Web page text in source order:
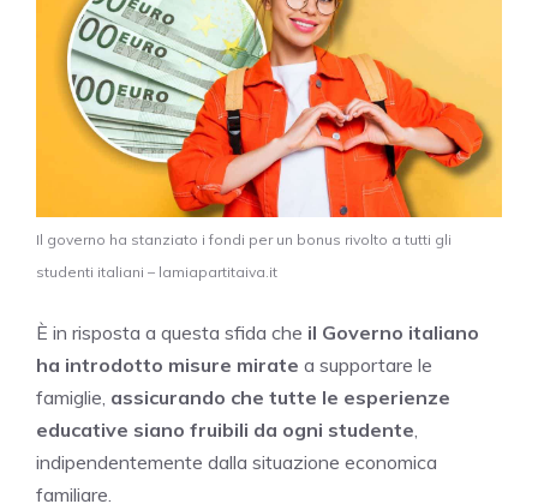
Il governo ha stanziato i fondi per un bonus rivolto a tutti gli
studenti italiani – lamiapartitaiva.it
È in risposta a questa sfida che il Governo italiano
ha introdotto misure mirate a supportare le
famiglie, assicurando che tutte le esperienze
educative siano fruibili da ogni studente,
indipendentemente dalla situazione economica
familiare.